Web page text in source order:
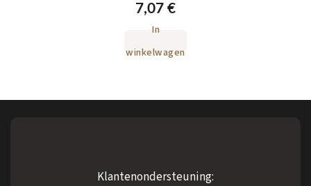
7,07 €
In
winkelwagen
Klantenondersteuning: